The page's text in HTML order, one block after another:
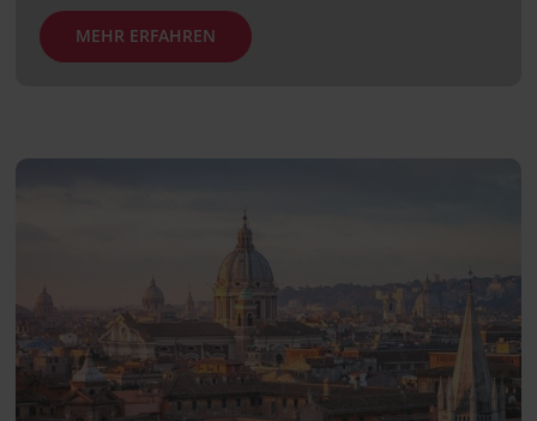
MEHR ERFAHREN